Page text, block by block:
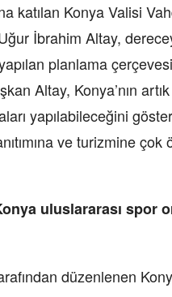
katılan Konya Valisi
İbrahim Altay,
planlama
Altay, Konya’nın
yapılabileceğini
ve turizmine çok
uluslararası spor
düzenlenen